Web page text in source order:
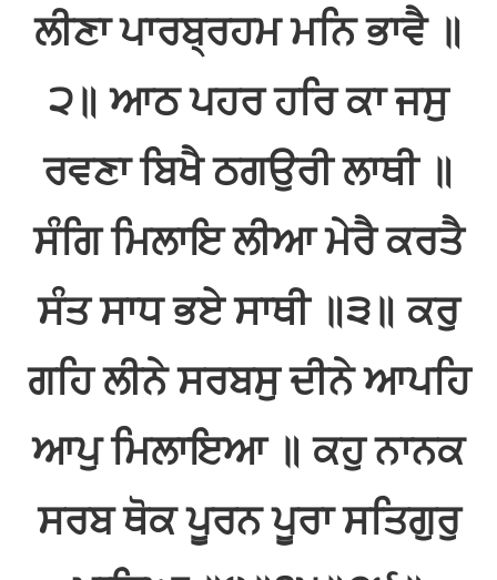
ਲੀਣਾ ਪਾਰਬ੍ਰਹਮ ਮਨਿ ਭਾਵੈ ॥
੨॥ ਆਠ ਪਹਰ ਹਰਿ ਕਾ ਜਸੁ
ਰਵਣਾ ਬਿਖੈ ਠਗਉਰੀ ਲਾਥੀ ॥
ਸੰਗਿ ਮਿਲਾਇ ਲੀਆ ਮੇਰੈ ਕਰਤੈ
ਸੰਤ ਸਾਧ ਭਏ ਸਾਥੀ ॥੩॥ ਕਰੁ
ਗਹਿ ਲੀਨੇ ਸਰਬਸੁ ਦੀਨੇ ਆਪਹਿ
ਆਪੁ ਮਿਲਾਇਆ ॥ ਕਹੁ ਨਾਨਕ
ਸਰਬ ਥੋਕ ਪੂਰਨ ਪੂਰਾ ਸਤਿਗੁਰੁ